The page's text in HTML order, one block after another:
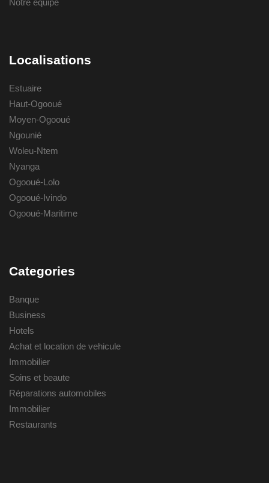
Notre equipe
Localisations
Estuaire
Haut-Ogooué
Moyen-Ogooué
Ngounié
Woleu-Ntem
Nyanga
Ogooué-Lolo
Ogooué-Ivindo
Ogooué-Maritime
Categories
Banque
Business
Hotels
Achat et location de vehicule
Immobilier
Soins et beaute
Réparations automobiles
Immobilier
Restaurants